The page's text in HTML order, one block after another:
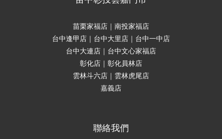
苗栗家福店｜南投家福店
台中逢甲店｜台中大里店｜台中一中店
台中大連店｜台中文心家福店
彰化店｜彰化員林店
雲林斗六店｜雲林虎尾店
嘉義店
聯絡我們